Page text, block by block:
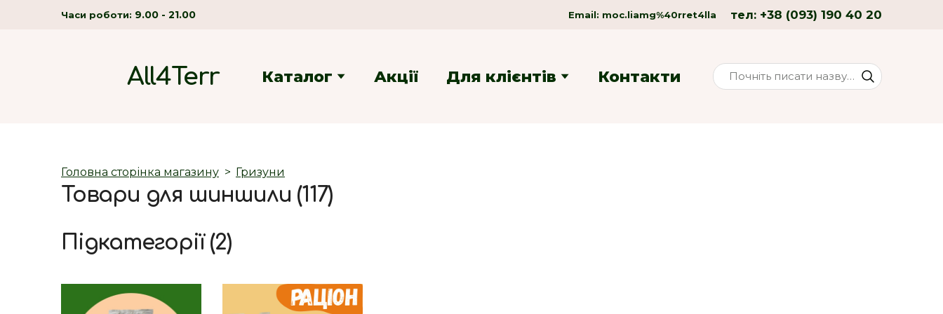
Часи роботи: 9.00 - 21.00 Email: moc.liamg%40rret4lla тел: +38 (093) 190 40 20
All4Terr Каталог Акції Для клієнтів Контакти
Головна сторінка магазину Гризуни
Товари для шиншили (117)
Підкатегорії (2)